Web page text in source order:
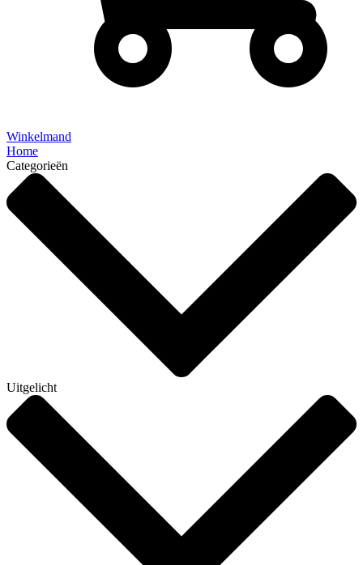
Winkelmand
Home
Categorieën
Uitgelicht